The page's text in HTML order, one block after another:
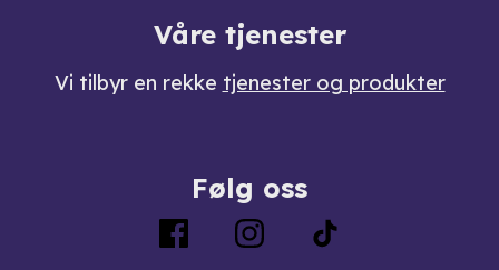
Våre tjenester
Vi tilbyr en rekke tjenester og produkter
Følg oss